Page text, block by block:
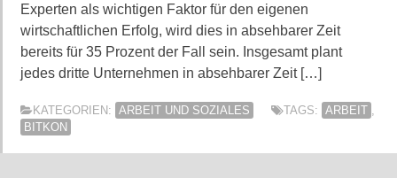
Experten als wichtigen Faktor für den eigenen
wirtschaftlichen Erfolg, wird dies in absehbarer Zeit
bereits für 35 Prozent der Fall sein. Insgesamt plant
jedes dritte Unternehmen in absehbarer Zeit […]
KATEGORIEN: ARBEIT UND SOZIALES TAGS: ARBEIT
BITKON